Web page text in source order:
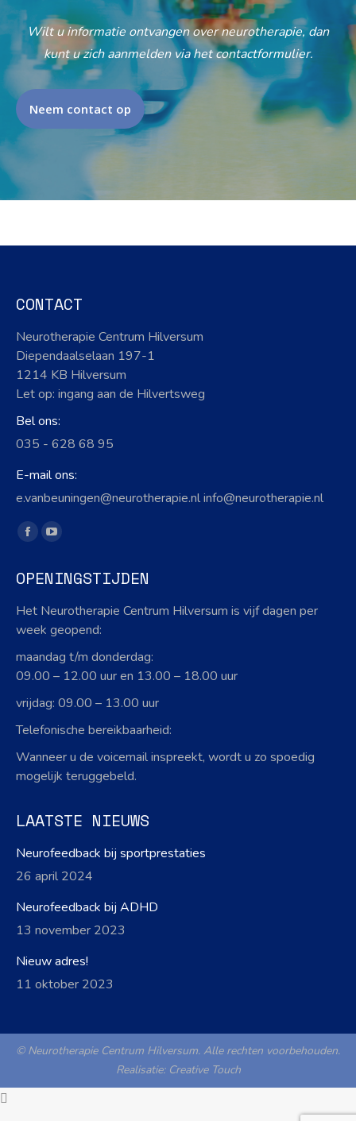
Wilt u informatie ontvangen over neurotherapie, dan
kunt u zich aanmelden via het contactformulier.
Neem contact op
CONTACT
Neurotherapie Centrum Hilversum
Diependaalselaan 197-1
1214 KB Hilversum
Let op: ingang aan de Hilvertsweg
Bel ons:
035 - 628 68 95
E-mail ons:
e.vanbeuningen@neurotherapie.nl info@neurotherapie.nl
Vind ons op:
Facebook
opens
in
new
YouTube
opens
new
OPENINGSTIJDEN
Het Neurotherapie Centrum Hilversum is vijf dagen per
week geopend:
maandag t/m donderdag:
09.00 – 12.00 uur en 13.00 – 18.00 uur
vrijdag: 09.00 – 13.00 uur
Telefonische bereikbaarheid:
Wanneer u de voicemail inspreekt, wordt u zo spoedig
mogelijk teruggebeld.
LAATSTE NIEUWS
Neurofeedback bij sportprestaties
26 april 2024
Neurofeedback bij ADHD
13 november 2023
Nieuw adres!
11 oktober 2023
© Neurotherapie Centrum Hilversum. Alle rechten voorbehouden.
Realisatie: Creative Touch